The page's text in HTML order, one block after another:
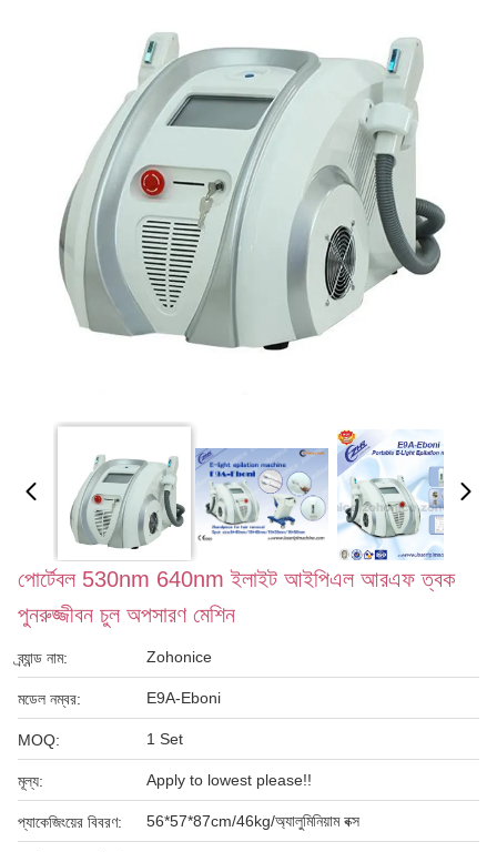
পোর্টেবল 530nm 640nm ইলাইট আইপিএল আরএফ ত্বক
পুনরুজ্জীবন চুল অপসারণ মেশিন
ব্র্যান্ড নাম: Zohonice
মডেল নম্বর: E9A-Eboni
MOQ: 1 Set
মূল্য: Apply to lowest please!!
প্যাকেজিংয়ের বিবরণ: 56*57*87cm/46kg/অ্যালুমিনিয়াম বক্স